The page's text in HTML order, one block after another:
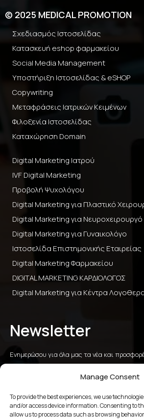
Manage Consent
To provide the best experiences, we use
and/or access device information. Consenting to
allow us to process data such as browsing
© 2025 MEDICAL PROMOTION
Σχεδιασμός Ιστοσελίδας
Κατασκευή eshop φαρμακείου
Social Media Management
Υποστήριξη Ιστοσελίδας & eSHOP
Copywriting
Μεταφράσεις Ιατρικών Κειμένων
Φιλοξενία Ιστοσελίδας
Καταχώρηση Domain
Digital Marketing Ιατρού
IVF Digital Marketing
Προβολή Ψυχολόγου
Digital Marketing για Πλαστικό
Digital Marketing για Νευροχειρουργό
Digital Marketing για Γυναικολόγο
Ιστοσελίδα Επιστημονικής Εταιρείας
Digital Marketing Φαρμακείου
DIGITAL MARKETING ΚΑΡΔΙΟΛΟΓΟΣ
Digital Marketing για Κέντρα
Newsletter
Ενημερώσου για όλα μας τα νέα και